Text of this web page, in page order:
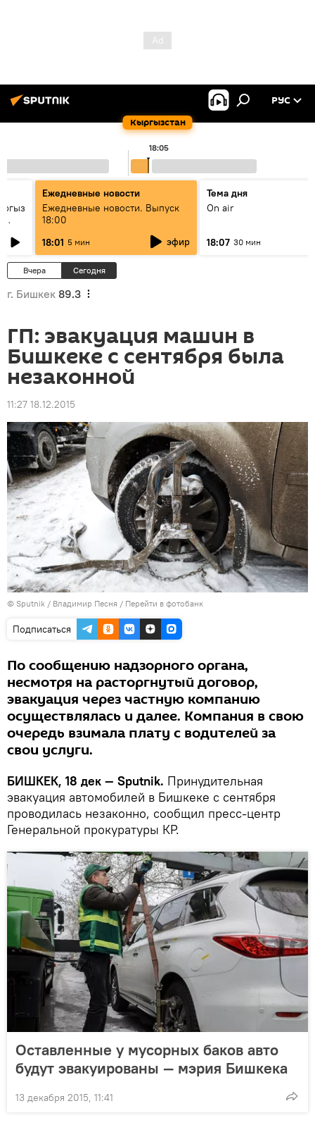
Кыргызстан
РУС
18:05
Ежедневные новости
Ежедневные новости. Выпуск
18:00
18:01 5 мин эфир
Тема дня
On air
18:07 30 мин
Вчера Сегодня
г. Бишкек 89.3
ГП: эвакуация машин в
Бишкеке c сентября была
незаконной
11:27 18.12.2015
© Sputnik / Владимир Песня / Перейти в фотобанк
Подписаться
По сообщению надзорного органа,
несмотря на расторгнутый договор,
эвакуация через частную компанию
осуществлялась и далее. Компания в свою
очередь взимала плату с водителей за
свои услуги.
БИШКЕК, 18 дек — Sputnik. Принудительная
эвакуация автомобилей в Бишкеке с сентября
проводилась незаконно, сообщил пресс-центр
Генеральной прокуратуры КР.
Оставленные у мусорных баков авто
будут эвакуированы — мэрия Бишкека
13 декабря 2015, 11:41